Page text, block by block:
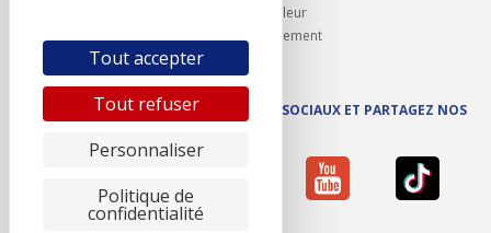
Tout accepter
Tout refuser
Personnaliser
Politique de
confidentialité
Devenez contrôleur
Carrières et recrutement
SUIVEZ AUTOVISION SUR LES RÉSEAUX SOCIAUX ET PARTAGEZ NOS